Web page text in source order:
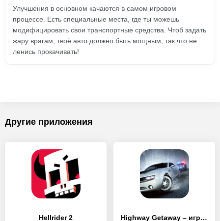
Улучшения в основном качаются в самом игровом
процессе. Есть специальные места, где ты можешь
модифицировать свои транспортные средства. Чтоб задать
жару врагам, твоё авто должно быть мощным, так что не
ленись прокачивать!
Другие приложения
Hellrider 2 Highway Getaway – игры гонки